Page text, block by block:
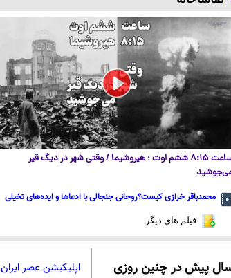
ساعت ۸:۱۵ ششم اوت ؛ هیروشیما / وقتی شهر در دیگ قیر
محمدباقر خرازی کیست؟روحانی جنجالی با ادعاها و ایده‌های تخیلی
فیلم های دیگر
اپلیکیشن عصر ایران